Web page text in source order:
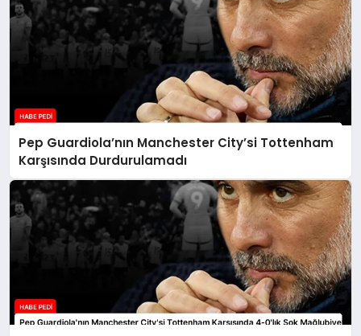
Pep Guardiola’nın Manchester City’si Tottenham
Karşısında Durdurulamadı